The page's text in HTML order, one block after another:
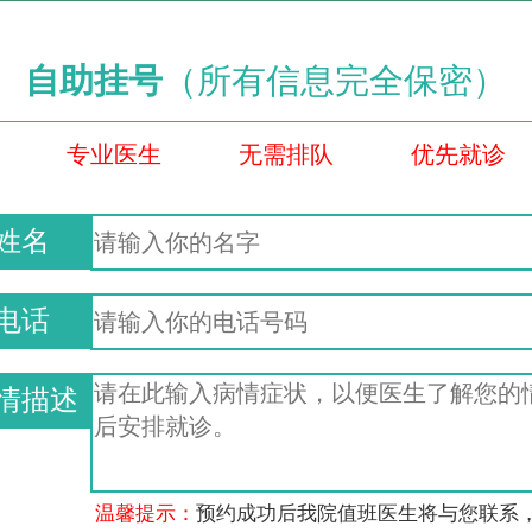
自助挂号 （所有信息完全保密）
专业医生 无需排队 优先就诊
名
话
描述
温馨提示：预约成功后我院值班医生将与您联系